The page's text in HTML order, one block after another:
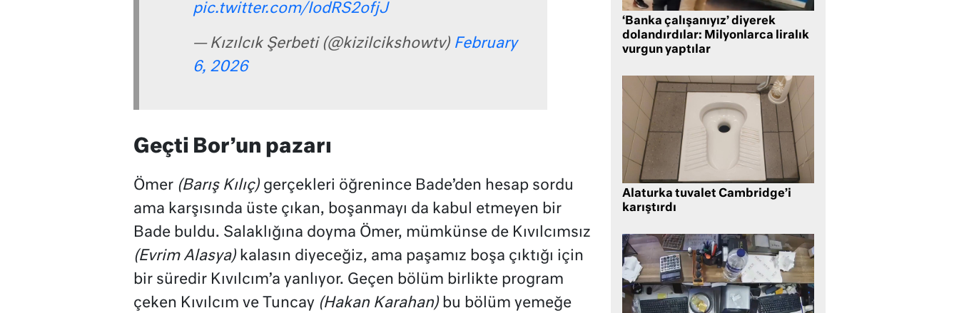
pic.twitter.com/IodRS2ofjJ
— Kızılcık Şerbeti (@kizilcikshowtv) February
6, 2026
Geçti Bor’un pazarı
Ömer (Barış Kılıç) gerçekleri öğrenince Bade’den hesap sordu
ama karşısında üste çıkan, boşanmayı da kabul etmeyen bir
Bade buldu. Salaklığına doyma Ömer, mümkünse de Kıvılcımsız
(Evrim Alasya)kalasın diyeceğiz, ama paşamız boşa çıktığı için
bir süredir Kıvılcım’a yanlıyor. Geçen bölüm birlikte program
çeken Kıvılcım ve Tuncay (Hakan Karahan)bu bölüm yemeğe
‘Banka çalışanıyız’ diyerek
dolandırdılar: Milyonlarca liralık
vurgun yaptılar
Alaturka tuvalet Cambridge’i
karıştırdı